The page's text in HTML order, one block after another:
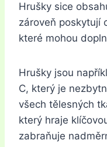
Hrušky sice
zároveň poskytují
které mohou
Hrušky jsou
C, který je
všech tělesných
který hraje
zabraňuje